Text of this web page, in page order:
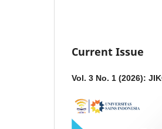
Current Issue
Vol. 3 No. 1 (2026):